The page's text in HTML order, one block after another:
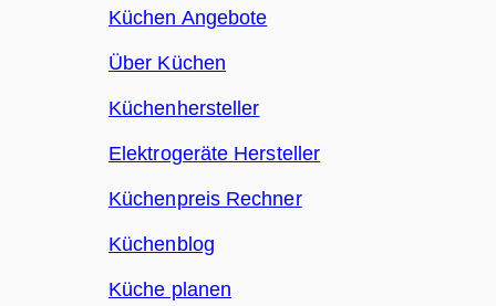
Küchen Angebote
Über Küchen
Küchenhersteller
Elektrogeräte Hersteller
Küchenpreis Rechner
Küchenblog
Küche planen